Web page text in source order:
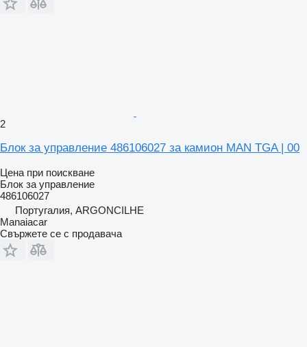
2
Блок за управление 486106027 за камион MAN TGA | 00
Цена при поискване
Блок за управление
486106027
Португалия, ARGONCILHE
Manaiacar
Свържете се с продавача